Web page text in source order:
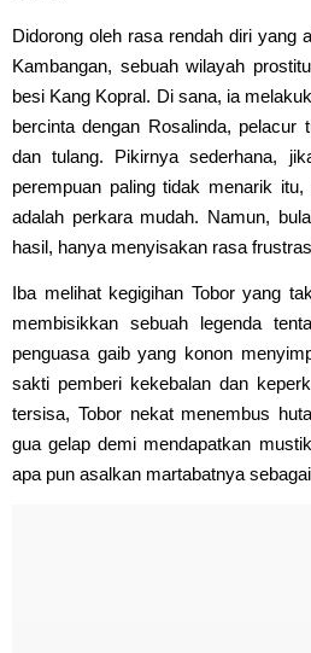
Didorong oleh rasa rendah diri yang
Kambangan, sebuah wilayah
besi Kang Kopral. Di sana, ia
bercinta dengan Rosalinda, pelacur
dan tulang. Pikirnya sederhana,
perempuan paling tidak menarik
adalah perkara mudah. Namun,
hasil, hanya menyisakan rasa
Iba melihat kegigihan Tobor yang
membisikkan sebuah legenda
penguasa gaib yang konon
sakti pemberi kekebalan dan
tersisa, Tobor nekat menembus
gua gelap demi mendapatkan
apa pun asalkan martabatnya